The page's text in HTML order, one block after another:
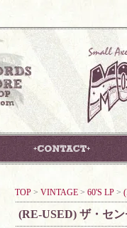
TOP > VINTAGE > 60'S LP >
(RE-USED) ザ・セ